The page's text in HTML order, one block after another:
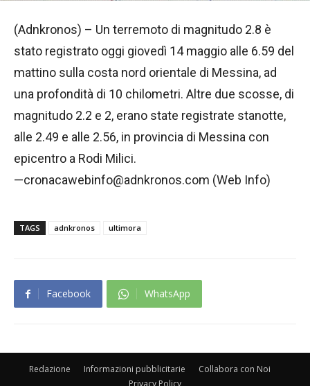
(Adnkronos) – Un terremoto di magnitudo 2.8 è
stato registrato oggi giovedì 14 maggio alle 6.59 del
mattino sulla costa nord orientale di Messina, ad
una profondità di 10 chilometri. Altre due scosse, di
magnitudo 2.2 e 2, erano state registrate stanotte,
alle 2.49 e alle 2.56, in provincia di Messina con
epicentro a Rodi Milici.
—cronacawebinfo@adnkronos.com (Web Info)
TAGS adnkronos ultimora
Facebook WhatsApp
Redazione Informazioni pubblicitarie
Collabora con Noi